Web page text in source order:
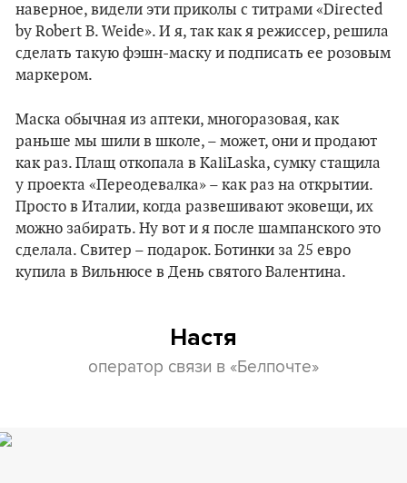
наверное, видели эти приколы с титрами «Directed
by Robert B. Weide». И я, так как я режиссер, решила
сделать такую фэшн-маску и подписать ее розовым
маркером.
Маска обычная из аптеки, многоразовая, как
раньше мы шили в школе, – может, они и продают
как раз. Плащ откопала в KaliLaska, сумку стащила
у проекта «Переодевалка» – как раз на открытии.
Просто в Италии, когда развешивают эковещи, их
можно забирать. Ну вот и я после шампанского это
сделала. Свитер – подарок. Ботинки за 25 евро
купила в Вильнюсе в День святого Валентина.
Настя
оператор связи в «Белпочте»